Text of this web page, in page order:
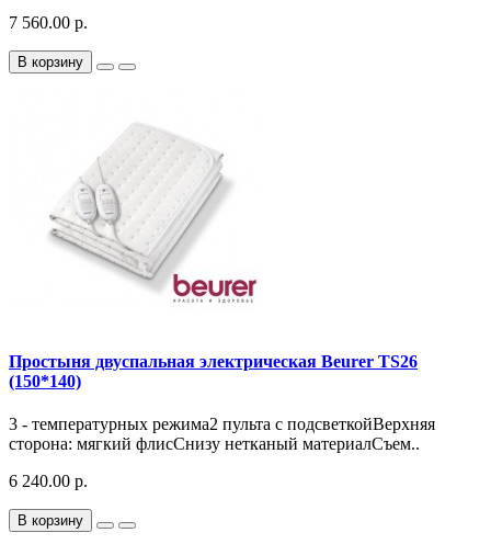
7 560.00 р.
В корзину
Простыня двуспальная электрическая Beurer TS26
(150*140)
3 - температурных режима2 пульта с подсветкойВерхняя
сторона: мягкий флисСнизу нетканый материалСъем..
6 240.00 р.
В корзину